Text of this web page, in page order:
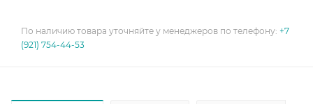
По наличию товара уточняйте у менеджеров по телефону: +7
(921) 754-44-53